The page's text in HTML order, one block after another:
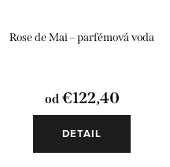
Rose de Mai – parfémová voda
od€122,40
DETAIL